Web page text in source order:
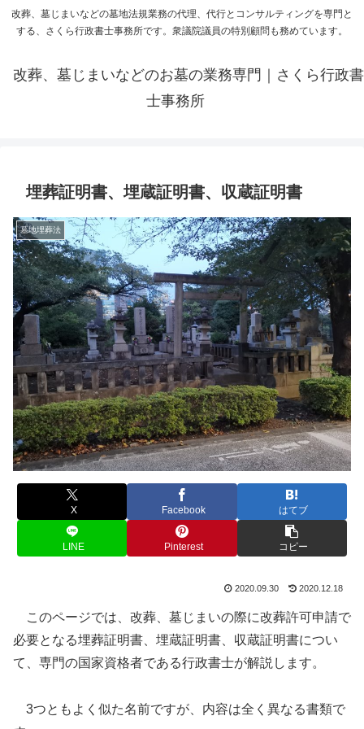
改葬、墓じまいなどの墓地法規業務の代理、代行とコンサルティングを専門と
する、さくら行政書士事務所です。衆議院議員の特別顧問も務めています。
改葬、墓じまいなどのお墓の業務専門｜さくら行政書
士事務所
埋葬証明書、埋蔵証明書、収蔵証明書
墓地埋葬法
X Facebook はてブ
LINE Pinterest コピー
2020.09.30 2020.12.18
このページでは、改葬、墓じまいの際に改葬許可申請で
必要となる埋葬証明書、埋蔵証明書、収蔵証明書につい
て、専門の国家資格者である行政書士が解説します。
3つともよく似た名前ですが、内容は全く異なる書類で